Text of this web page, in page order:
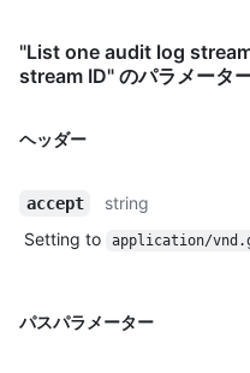
"List one audit log
stream ID" のパラメータ
ヘッダー
accept
string
Setting to
application/
パスパラメーター